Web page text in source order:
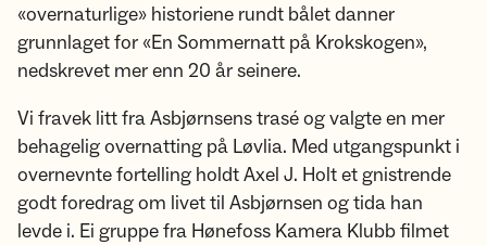
«overnaturlige» historiene rundt bålet danner
grunnlaget for «En Sommernatt på Krokskogen»,
nedskrevet mer enn 20 år seinere.
Vi fravek litt fra Asbjørnsens trasé og valgte en mer
behagelig overnatting på Løvlia. Med utgangspunkt i
overnevnte fortelling holdt Axel J. Holt et gnistrende
godt foredrag om livet til Asbjørnsen og tida han
levde i. Ei gruppe fra Hønefoss Kamera Klubb filmet